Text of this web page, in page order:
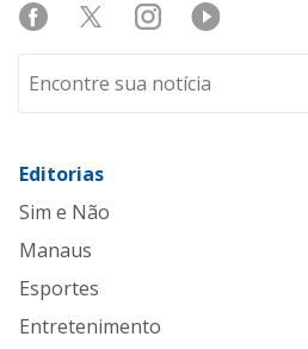
Editorias
Sim e Não
Manaus
Esportes
Entretenimento